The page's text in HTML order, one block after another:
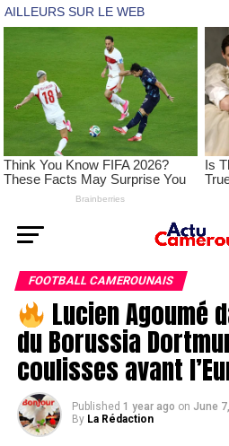
FOOTBALL CAMEROUNAIS
Lucien Agoumé
du Borussia
coulisses avant
Published 1 year ago on June
By La Rédaction